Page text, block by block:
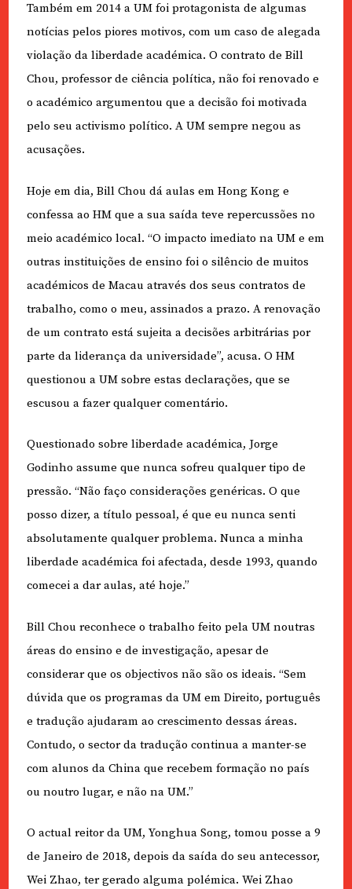
Também em 2014 a UM foi protagonista de algumas
notícias pelos piores motivos, com um caso de alegada
violação da liberdade académica. O contrato de Bill
Chou, professor de ciência política, não foi renovado e
o académico argumentou que a decisão foi motivada
pelo seu activismo político. A UM sempre negou as
acusações.
Hoje em dia, Bill Chou dá aulas em Hong Kong e
confessa ao HM que a sua saída teve repercussões no
meio académico local. “O impacto imediato na UM e em
outras instituições de ensino foi o silêncio de muitos
académicos de Macau através dos seus contratos de
trabalho, como o meu, assinados a prazo. A renovação
de um contrato está sujeita a decisões arbitrárias por
parte da liderança da universidade”, acusa. O HM
questionou a UM sobre estas declarações, que se
escusou a fazer qualquer comentário.
Questionado sobre liberdade académica, Jorge
Godinho assume que nunca sofreu qualquer tipo de
pressão. “Não faço considerações genéricas. O que
posso dizer, a título pessoal, é que eu nunca senti
absolutamente qualquer problema. Nunca a minha
liberdade académica foi afectada, desde 1993, quando
comecei a dar aulas, até hoje.”
Bill Chou reconhece o trabalho feito pela UM noutras
áreas do ensino e de investigação, apesar de
considerar que os objectivos não são os ideais. “Sem
dúvida que os programas da UM em Direito, português
e tradução ajudaram ao crescimento dessas áreas.
Contudo, o sector da tradução continua a manter-se
com alunos da China que recebem formação no país
ou noutro lugar, e não na UM.”
O actual reitor da UM, Yonghua Song, tomou posse a 9
de Janeiro de 2018, depois da saída do seu antecessor,
Wei Zhao, ter gerado alguma polémica. Wei Zhao